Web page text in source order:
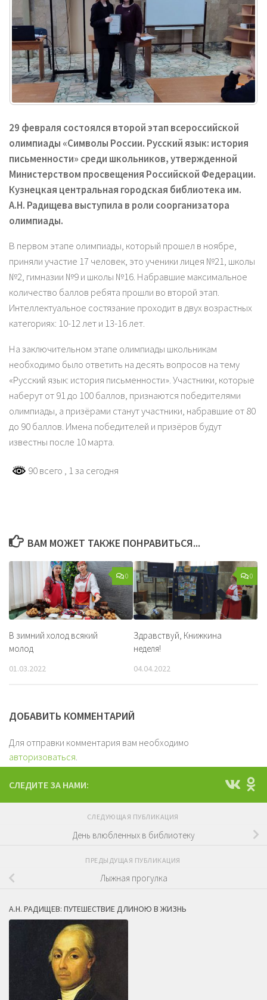
29 февраля состоялся второй этап всероссийской
олимпиады «Символы России. Русский язык: история
письменности» среди школьников, утвержденной
Министерством просвещения Российской Федерации.
Кузнецкая центральная городская библиотека им.
А.Н. Радищева выступила в роли соорганизатора
олимпиады.
В первом этапе олимпиады, который прошел в ноябре,
приняли участие 17 человек, это ученики лицея №21, школы
№2, гимназии №9 и школы №16. Набравшие максимальное
количество баллов ребята прошли во второй этап.
Интеллектуальное состязание проходит в двух возрастных
категориях: 10-12 лет и 13-16 лет.
На заключительном этапе олимпиады школьникам
необходимо было ответить на десять вопросов на тему
«Русский язык: история письменности». Участники, которые
наберут от 91 до 100 баллов, признаются победителями
олимпиады, а призëрами станут участники, набравшие от 80
до 90 баллов. Имена победителей и призёров будут
известны после 10 марта.
90 всего , 1 за сегодня
ВАМ МОЖЕТ ТАКЖЕ ПОНРАВИТЬСЯ...
0
В зимний холод всякий
молод
01.03.2022
0
Здравствуй, Книжкина
неделя!
04.04.2022
ДОБАВИТЬ КОММЕНТАРИЙ
Для отправки комментария вам необходимо
авторизоваться
СЛЕДИТЕ ЗА НАМИ:
СЛЕДУЮЩАЯ ПУБЛИКАЦИЯ
День влюбленных в библиотеку
ПРЕДЫДУЩАЯ ПУБЛИКАЦИЯ
Лыжная прогулка
А.Н. РАДИЩЕВ: ПУТЕШЕСТВИЕ ДЛИНОЮ В ЖИЗНЬ